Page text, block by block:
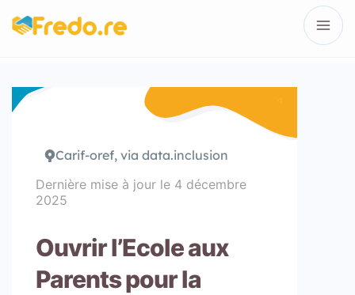
Carif-oref, via data.inclusion
Dernière mise à jour le 4 décembre
2025
Ouvrir l’Ecole aux
Parents pour la